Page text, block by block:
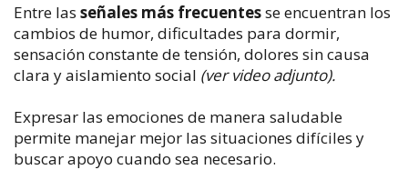
Entre las señales más frecuentesse encuentran los
cambios de humor, dificultades para dormir,
sensación constante de tensión, dolores sin causa
clara y aislamiento social (ver video adjunto).
Expresar las emociones de manera saludable
permite manejar mejor las situaciones difíciles y
buscar apoyo cuando sea necesario.